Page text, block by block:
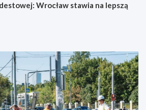
Wrocław stawia na lepszą